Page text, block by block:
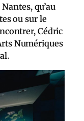
qu’au
ou sur le
Cédric
Numériques